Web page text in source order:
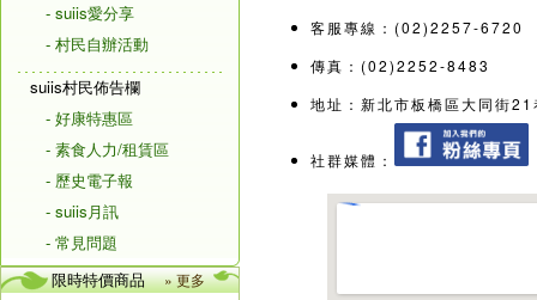
- suiis愛分享
- 村民自辦活動
suiis村民佈告欄
- 好康特惠區
- 素食人力/租賃區
- 歷史電子報
- suiis月訊
- 常見問題
限時特價商品
» 更多
客服專線：(02)2257-6720
傳真：(02)2252-8483
地址：新北市板橋區大同街
社群媒體：